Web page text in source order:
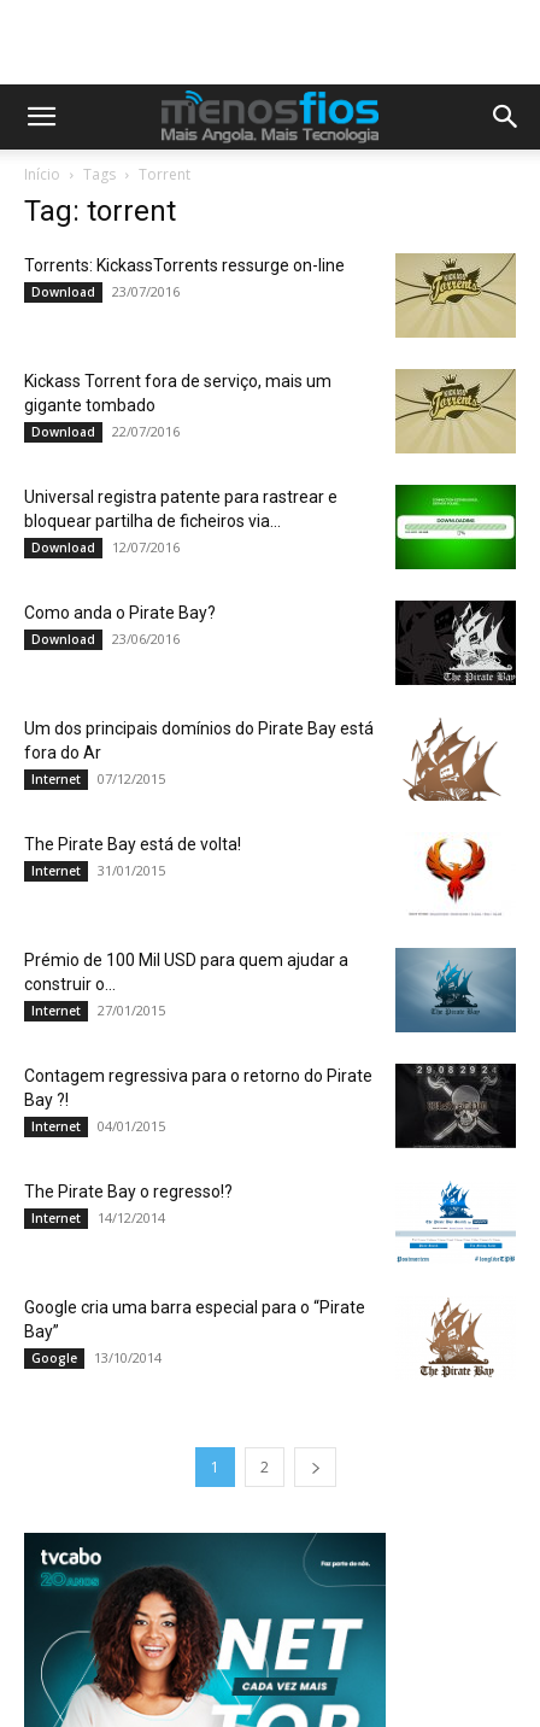
Início Tags Torrent
Tag: torrent
Torrents: KickassTorrents ressurge on-line
Download 23/07/2016
Kickass Torrent fora de serviço, mais um
gigante tombado
Download 22/07/2016
Universal registra patente para rastrear e
bloquear partilha de ficheiros via...
Download 12/07/2016
Como anda o Pirate Bay?
Download 23/06/2016
Um dos principais domínios do Pirate Bay está
fora do Ar
Internet 07/12/2015
The Pirate Bay está de volta!
Internet 31/01/2015
Prémio de 100 Mil USD para quem ajudar a
construir o...
Internet 27/01/2015
Contagem regressiva para o retorno do Pirate
Bay ?!
Internet 04/01/2015
The Pirate Bay o regresso!?
Internet 14/12/2014
Google cria uma barra especial para o “Pirate
Bay”
Google 13/10/2014
1 2